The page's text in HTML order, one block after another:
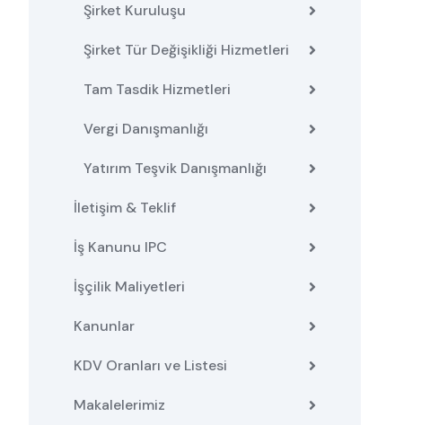
Şirket Kuruluşu
Şirket Tür Değişikliği Hizmetleri
Tam Tasdik Hizmetleri
Vergi Danışmanlığı
Yatırım Teşvik Danışmanlığı
İletişim & Teklif
İş Kanunu IPC
İşçilik Maliyetleri
Kanunlar
KDV Oranları ve Listesi
Makalelerimiz